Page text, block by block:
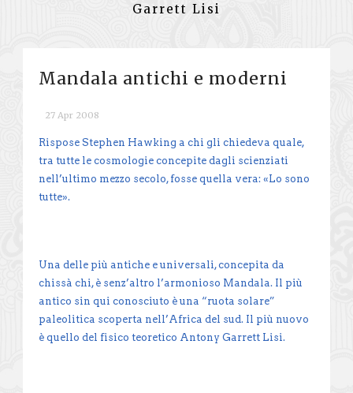
Garrett Lisi
Mandala antichi e moderni
27 Apr 2008
Rispose Stephen Hawking a chi gli chiedeva quale,
tra tutte le cosmologie concepite dagli scienziati
nell’ultimo mezzo secolo, fosse quella vera: «Lo sono
tutte».
Una delle più antiche e universali, concepita da
chissà chi, è senz’altro l’armonioso Mandala. Il più
antico sin qui conosciuto è una “ruota solare”
paleolitica scoperta nell’Africa del sud. Il più nuovo
è quello del fisico teoretico Antony Garrett Lisi.